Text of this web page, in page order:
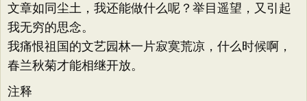
文章如同尘土，我还能做什么呢？举目遥望，又引起
我无穷的思念。
我痛恨祖国的文艺园林一片寂寞荒凉，什么时候啊，
春兰秋菊才能相继开放。
注释